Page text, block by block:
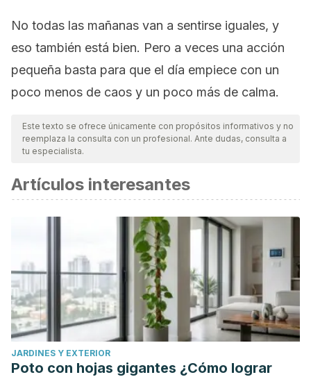
No todas las mañanas van a sentirse iguales, y
eso también está bien. Pero a veces una acción
pequeña basta para que el día empiece con un
poco menos de caos y un poco más de calma.
Este texto se ofrece únicamente con propósitos informativos y no
reemplaza la consulta con un profesional. Ante dudas, consulta a
tu especialista.
Artículos interesantes
JARDINES Y EXTERIOR
Poto con hojas gigantes ¿Cómo lograr